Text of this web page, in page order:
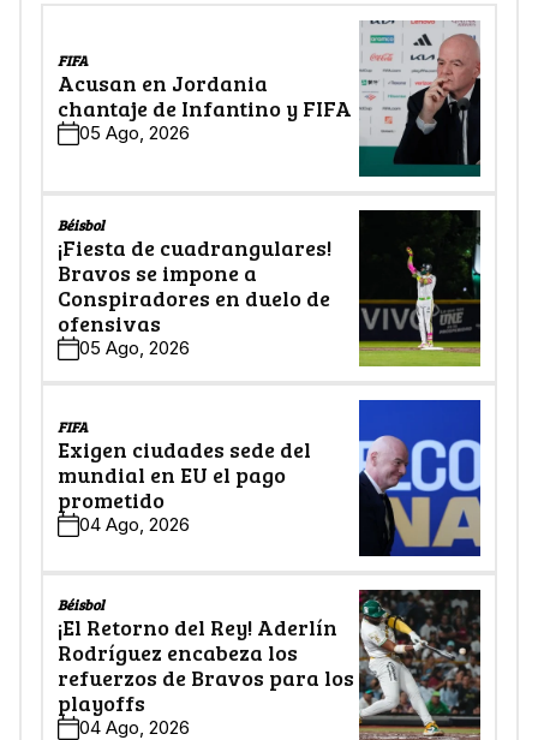
FIFA
Acusan en Jordania
chantaje de Infantino y FIFA
05 Ago, 2026
Béisbol
¡Fiesta de cuadrangulares!
Bravos se impone a
Conspiradores en duelo de
ofensivas
05 Ago, 2026
FIFA
Exigen ciudades sede del
mundial en EU el pago
prometido
04 Ago, 2026
Béisbol
¡El Retorno del Rey! Aderlín
Rodríguez encabeza los
refuerzos de Bravos para los
playoffs
04 Ago, 2026